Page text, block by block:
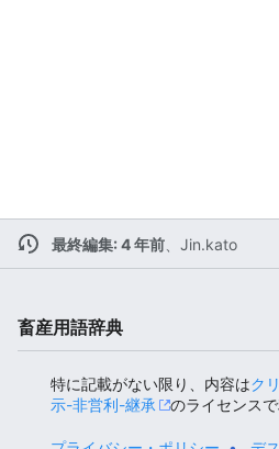
最終編集: 4 年前、 Jin.kato
畜産用語辞典
特に記載がない限り、内容はク
示-非営利-継承
のライセンスで